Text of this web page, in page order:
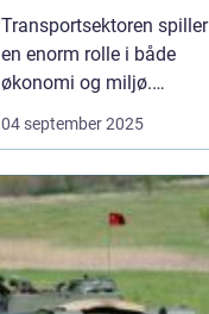
fragt
Transportsektoren spiller
en enorm rolle i både
økonomi og miljø.
Fragtbiler er uundværlige
for at holde samfundet
også store mængder
brændstof og udleder
betydelige mæng...
04 september 2025